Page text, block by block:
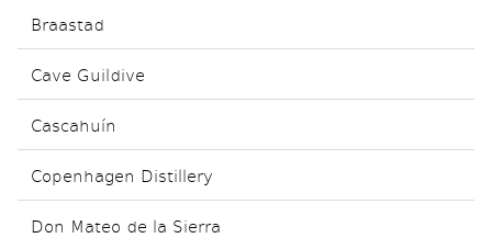
Braastad
Cave Guildive
Cascahuín
Copenhagen Distillery
Don Mateo de la Sierra